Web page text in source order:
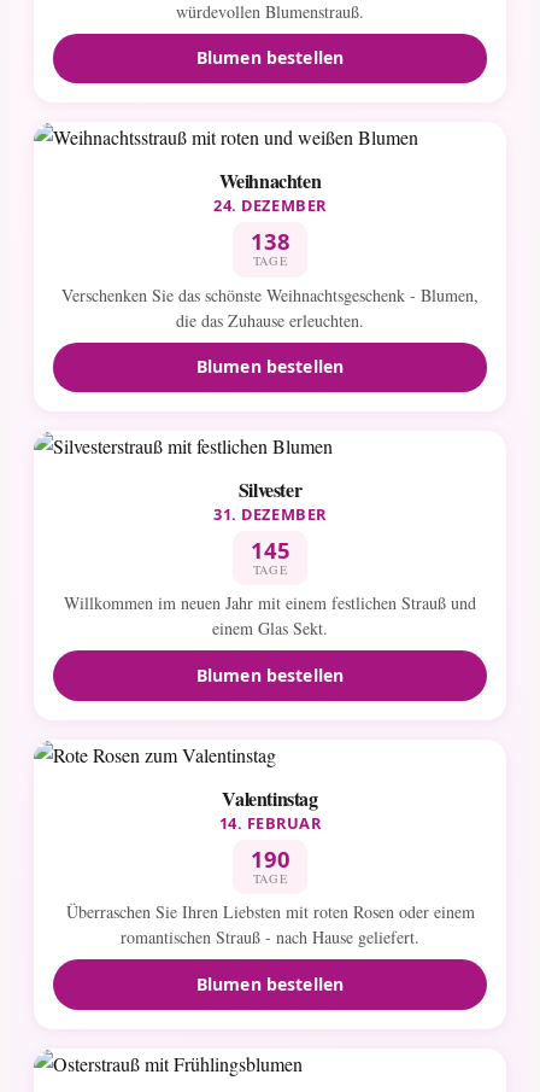
würdevollen Blumenstrauß.
Blumen bestellen
Weihnachten
24. DEZEMBER
138
TAGE
Verschenken Sie das schönste Weihnachtsgeschenk - Blumen,
die das Zuhause erleuchten.
Blumen bestellen
Silvester
31. DEZEMBER
145
TAGE
Willkommen im neuen Jahr mit einem festlichen Strauß und
einem Glas Sekt.
Blumen bestellen
Valentinstag
14. FEBRUAR
190
TAGE
Überraschen Sie Ihren Liebsten mit roten Rosen oder einem
romantischen Strauß - nach Hause geliefert.
Blumen bestellen